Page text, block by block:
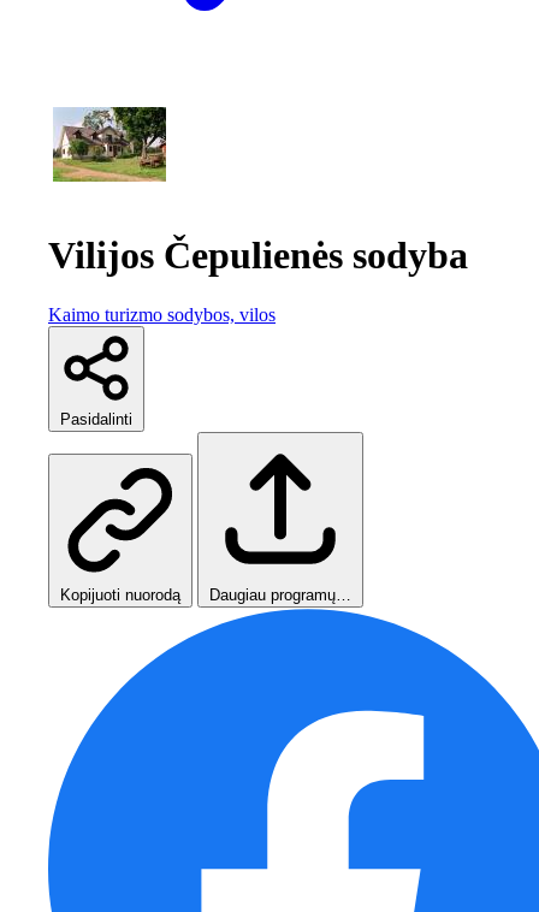
Vilijos Čepulienės sodyba
Kaimo turizmo sodybos, vilos
Pasidalinti
Kopijuoti nuorodą Daugiau programų…